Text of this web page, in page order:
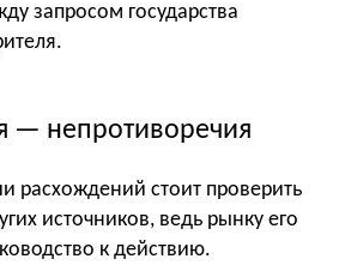
запросом государства
— непротиворечия
расхождений стоит проверить
источников, ведь рынку его
к действию.